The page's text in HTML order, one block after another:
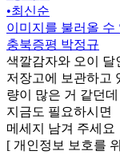
•최신순
이미지를 불러올 수
충북증평 박정규
색깔감자와 오이 달
저장고에 보관하고
량이 많은 거 같던데
지금도 필요하시면
메세지 남겨 주세요
[ 개인정보 보호를